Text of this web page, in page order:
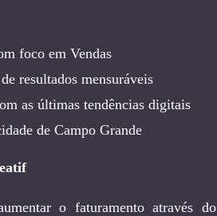
foco em Vendas
resultados mensuráveis
as últimas tendências digitais
de Campo Grande
o faturamento através do